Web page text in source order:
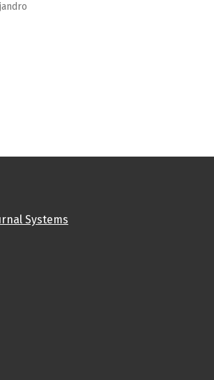
Systems